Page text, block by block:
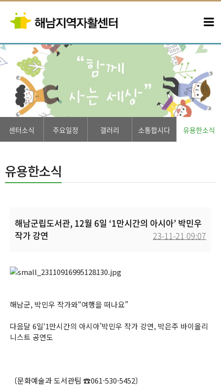
센터소식 주요일정 갤러리 소통합시다 유용한소식
유용한소식
해남군립도서관, 12월 6일 ‘1만시간의 아시아’ 박민우
작가 강연
23-11-21 09:07
본문
해남군, 박민우 작가와“여행을 떠나요”
다음달 6일‘1만시간의 아시아’박민우 작가 강연, 박은주 바이올리
니스트 공연도
〔문화예술과 도서관팀 ☎061-530-5452〕